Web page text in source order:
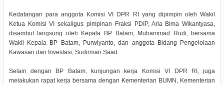
Kedatangan para anggota Komisi VI DPR RI yang dipimpin oleh Wakil
Ketua Komisi VI sekaligus pimpinan Fraksi PDIP, Aria Bima Wikantyasa,
disambut langsung oleh Kepala BP Batam, Muhammad Rudi, bersama
Wakil Kepala BP Batam, Purwiyanto, dan anggota Bidang Pengelolaan
Kawasan dan Investasi, Sudirman Saad.
Selain dengan BP Batam, kunjungan kerja Komisi VI DPR RI, juga
melakukan rapat kerja bersama dengan Kementerian BUMN, Kementerian